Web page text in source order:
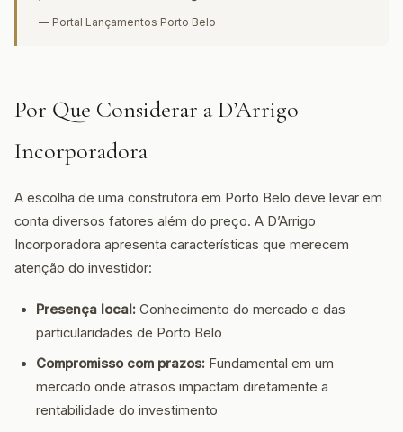
— Portal Lançamentos Porto Belo
Por Que Considerar a D’Arrigo
Incorporadora
A escolha de uma construtora em Porto Belo deve levar em
conta diversos fatores além do preço. A D’Arrigo
Incorporadora apresenta características que merecem
atenção do investidor:
Presença local: Conhecimento do mercado e das
particularidades de Porto Belo
Compromisso com prazos: Fundamental em um
mercado onde atrasos impactam diretamente a
rentabilidade do investimento